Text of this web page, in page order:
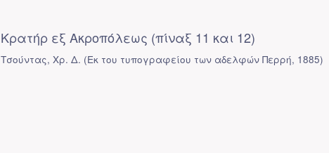
Κρατήρ εξ Ακροπόλεως (πίναξ 11 και 12)
Τσούντας, Χρ. Δ. (Εκ του τυπογραφείου των αδελφών Περρή, 1885)